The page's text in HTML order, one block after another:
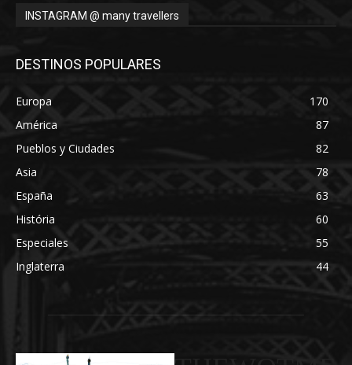
INSTAGRAM @ many travellers
DESTINOS POPULARES
Europa
170
América
87
Pueblos y Ciudades
82
Asia
78
España
63
História
60
Especiales
55
Inglaterra
44